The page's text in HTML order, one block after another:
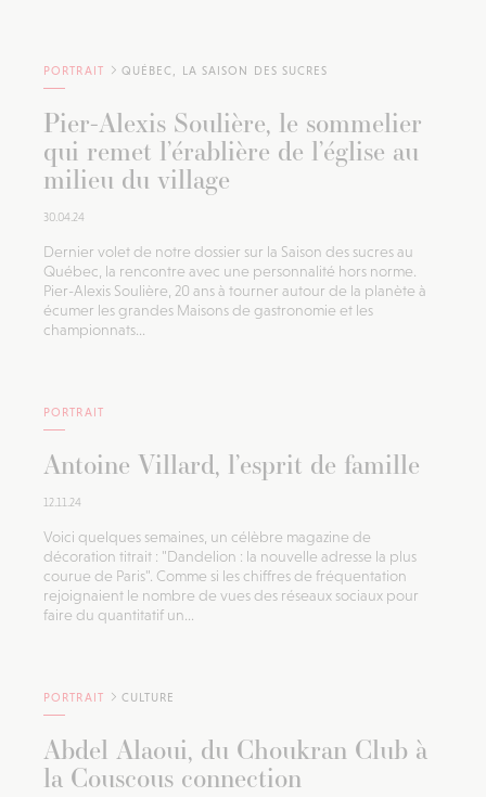
PORTRAIT QUÉBEC, LA SAISON DES SUCRES
Pier-Alexis Soulière, le sommelier
qui remet l’érablière de l’église au
milieu du village
30.04.24
Dernier volet de notre dossier sur la Saison des sucres au
Québec, la rencontre avec une personnalité hors norme.
Pier-Alexis Soulière, 20 ans à tourner autour de la planète à
écumer les grandes Maisons de gastronomie et les
championnats...
PORTRAIT
Antoine Villard, l’esprit de famille
12.11.24
Voici quelques semaines, un célèbre magazine de
décoration titrait : "Dandelion : la nouvelle adresse la plus
courue de Paris". Comme si les chiffres de fréquentation
rejoignaient le nombre de vues des réseaux sociaux pour
faire du quantitatif un...
PORTRAIT CULTURE
Abdel Alaoui, du Choukran Club à
la Couscous connection